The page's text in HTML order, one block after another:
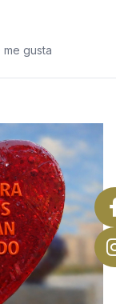
me gusta